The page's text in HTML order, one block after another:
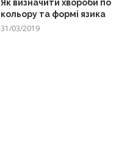
Як визначити хвороби по
кольору та формі язика
31/03/2019